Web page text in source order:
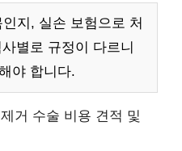
지, 실손 보험으로 처
별로 규정이 다르니
야 합니다.
거 수술 비용 견적 및